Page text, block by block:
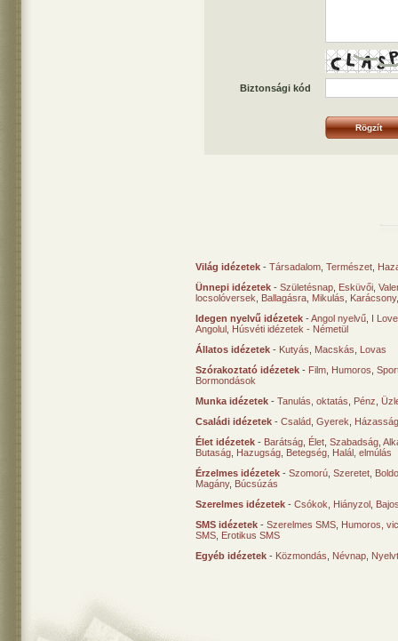
Biztonsági kód
Világ idézetek - Társadalom Természet
Ünnepi idézetek - Születésnap Esküvői
locsolóversek
Ballagásra Mikulás Karácsony
Idegen nyelvű idézetek -Angol nyelvű I
Angolul Húsvéti idézetek - Németül
Állatos idézetek - Kutyás Macskás
Lovas
Szórakoztató idézetek - Film Humoros
Bormondások
Munka idézetek - Tanulás, oktatás Pénz
Családi idézetek - Család Gyerek
Élet idézetek - Barátság Élet Szabadság
Butaság Hazugság Betegség Halál, elmúlás
Érzelmes idézetek - Szomorú Szeretet
Magány, Búcsúzás
Szerelmes idézetek - Csókok Hiányzol
SMS idézetek - Szerelmes SMS Humoros,
SMS Erotikus SMS
Egyéb idézetek - Közmondás Névnap